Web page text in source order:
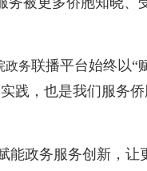
政务联播平台始终以“
践，也是我们服务侨
政务服务创新，让